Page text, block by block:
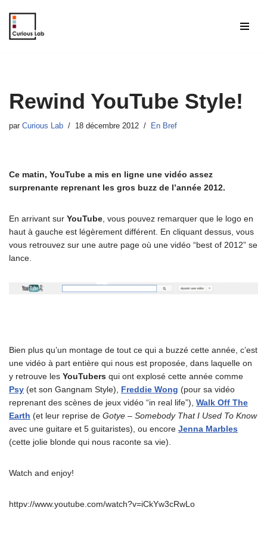
Aller
Rewind YouTube Style!
par Curious Lab 18 décembre 2012 En Bref
Ce matin, YouTube a mis en ligne une vidéo assez
surprenante reprenant les gros buzz de l’année 2012.
En arrivant sur YouTube , vous pouvez remarquer que le logo en
haut à gauche est légèrement différent. En cliquant dessus, vous
vous retrouvez sur une autre page où une vidéo “best of 2012” se
lance.
Bien plus qu’un montage de tout ce qui a buzzé cette année, c’est
une vidéo à part entière qui nous est proposée, dans laquelle on
y retrouve les YouTubers qui ont explosé cette année comme
Psy (et son Gangnam Style), Freddie Wong (pour sa vidéo
reprenant des scènes de jeux vidéo “in real life”), Walk Off The
Earth (et leur reprise de Gotye – Somebody That I Used To Know
avec une guitare et 5 guitaristes), ou encore Jenna Marbles
(cette jolie blonde qui nous raconte sa vie).
Watch and enjoy!
httpv://www.youtube.com/watch?v=iCkYw3cRwLo